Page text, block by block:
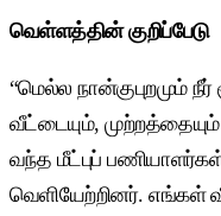
வெள்ளத்தின் குறிப்பேடு
“மெல்ல நான்குபுறமும்
வீட்டையும்,
வந்த மீட்புப்
வெளியேற்றினர். எங்கள்